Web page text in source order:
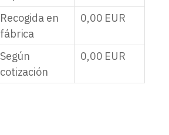
Recogida en
fábrica
0,00 EUR
Según
cotización
0,00 EUR